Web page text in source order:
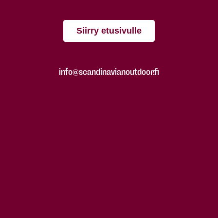
Siirry etusivulle
info@scandinavianoutdoor.fi